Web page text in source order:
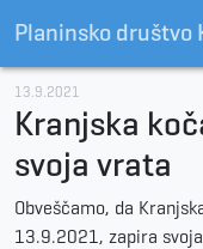
Planinsko društvo
13.9.2021
Kranjska
svoja vrata
Obveščamo, da
13.9.2021, zapira